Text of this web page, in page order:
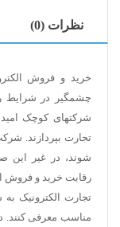
نظرات (0)
خرید و فروش
چشمگیر در شرایط
شرکتهای کوچک
تجارت بپردازند.
شوند، در غیر این
رقابت خرید و فروش
تجارت الکترونیک
مناسب معرفی کنند.